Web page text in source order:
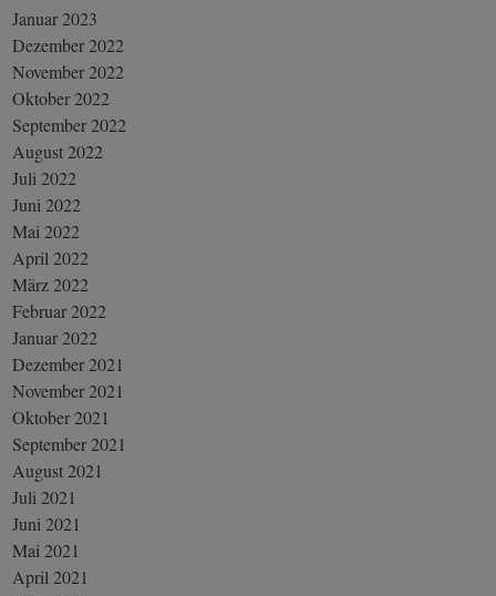
Januar 2023
Dezember 2022
November 2022
Oktober 2022
September 2022
August 2022
Juli 2022
Juni 2022
Mai 2022
April 2022
März 2022
Februar 2022
Januar 2022
Dezember 2021
November 2021
Oktober 2021
September 2021
August 2021
Juli 2021
Juni 2021
Mai 2021
April 2021